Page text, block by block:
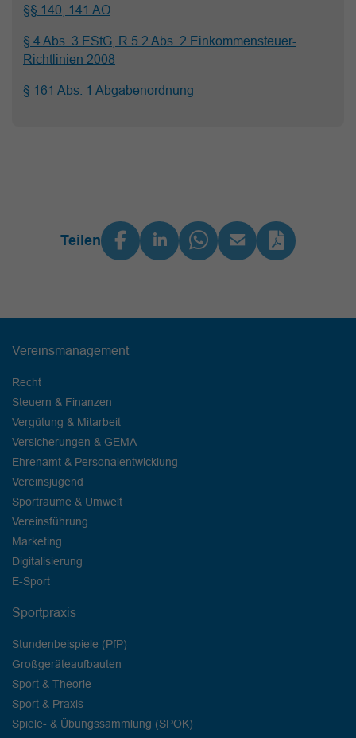
§§ 140, 141 AO
§ 4 Abs. 3 EStG, R 5.2 Abs. 2 Einkommensteuer-
Richtlinien 2008
§ 161 Abs. 1 Abgabenordnung
Teilen
Vereinsmanagement
Recht
Steuern & Finanzen
Vergütung & Mitarbeit
Versicherungen & GEMA
Ehrenamt & Personalentwicklung
Vereinsjugend
Sporträume & Umwelt
Vereinsführung
Marketing
Digitalisierung
E-Sport
Sportpraxis
Stundenbeispiele (PfP)
Großgeräteaufbauten
Sport & Theorie
Sport & Praxis
Spiele- & Übungssammlung (SPOK)